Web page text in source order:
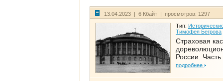
13.04.2023 | 6 Кбайт | просмотров: 1297
Тип:
Тимофея Бегрова
Страховая
России. Часть
подробнее